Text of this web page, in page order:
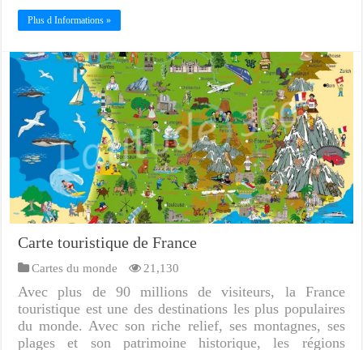
Plus d Informations »
Carte touristique de France
Cartes du monde 21,130
Avec plus de 90 millions de visiteurs, la France
touristique est une des destinations les plus populaires
du monde. Avec son riche relief, ses montagnes, ses
plages et son patrimoine historique, les régions